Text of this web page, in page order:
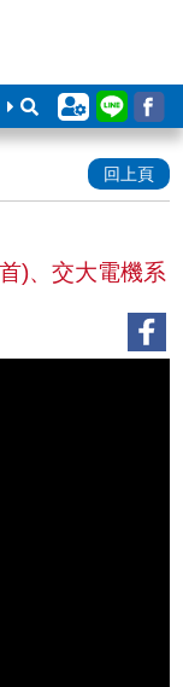
回上頁
)、交大電機系